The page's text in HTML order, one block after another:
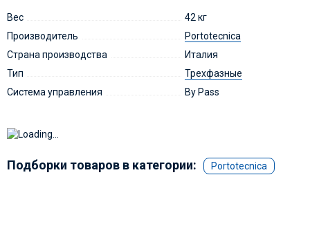
Вес
42 кг
Производитель
Portotecnica
Страна производства
Италия
Тип
Трехфазные
Система управления
By Pass
Подборки товаров в категории: Portotecnica